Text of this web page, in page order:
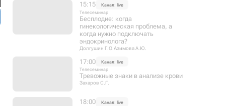
15:15
Канал: live
Телесеминар
Бесплодие: когда
гинекологическая проблема, а
когда нужно подключать
эндокринолога?
Долгушин Г.О.Азимова А.Ю.
17:00
Канал: live
Телесеминар
Тревожные знаки в анализе крови
Захаров С.Г.
18:00
Канал: live